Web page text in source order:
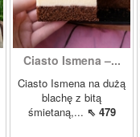
Ciasto Ismena –...
Ciasto Ismena na dużą
blachę z bitą
śmietaną,... ⇖ 479